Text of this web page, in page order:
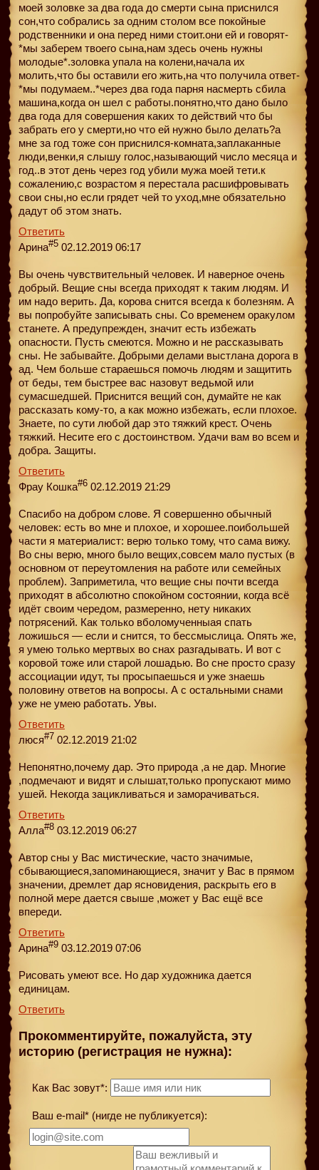
моей золовке за два года до смерти сына приснился
сон,что собрались за одним столом все покойные
родственники и она перед ними стоит.они ей и говорят-
*мы заберем твоего сына,нам здесь очень нужны
молодые*.золовка упала на колени,начала их
молить,что бы оставили его жить,на что получила ответ-
*мы подумаем..*через два года парня насмерть сбила
машина,когда он шел с работы.понятно,что дано было
два года для совершения каких то действий что бы
забрать его у смерти,но что ей нужно было делать?а
мне за год тоже сон приснился-комната,заплаканные
люди,венки,я слышу голос,называющий число месяца и
год..в этот день через год убили мужа моей тети.к
сожалению,с возрастом я перестала расшифровывать
свои сны,но если грядет чей то уход,мне обязательно
дадут об этом знать.
Ответить
Арина#5 02.12.2019 06:17
Вы очень чувствительный человек. И наверное очень
добрый. Вещие сны всегда приходят к таким людям. И
им надо верить. Да, корова снится всегда к болезням. А
вы попробуйте записывать сны. Со временем оракулом
станете. А предупрежден, значит есть избежать
опасности. Пусть смеются. Можно и не рассказывать
сны. Не забывайте. Добрыми делами выстлана дорога в
ад. Чем больше стараешься помочь людям и защитить
от беды, тем быстрее вас назовут ведьмой или
сумасшедшей. Приснится вещий сон, думайте не как
рассказать кому-то, а как можно избежать, если плохое.
Знаете, по сути любой дар это тяжкий крест. Очень
тяжкий. Несите его с достоинством. Удачи вам во всем и
добра. Защиты.
Ответить
Фрау Кошка#6 02.12.2019 21:29
Спасибо на добром слове. Я совершенно обычный
человек: есть во мне и плохое, и хорошее.поибольшей
части я материалист: верю только тому, что сама вижу.
Во сны верю, много было вещих,совсем мало пустых (в
основном от переутомления на работе или семейных
проблем). Заприметила, что вещие сны почти всегда
приходят в абсолютно спокойном состоянии, когда всё
идёт своим чередом, размеренно, нету никаких
потрясений. Как только вболомученныая спать
ложишься — если и снится, то бессмыслица. Опять же,
я умею только мертвых во снах разгадывать. И вот с
коровой тоже или старой лошадью. Во сне просто сразу
ассоциации идут, ты просыпаешься и уже знаешь
половину ответов на вопросы. А с остальными снами
уже не умею работать. Увы.
Ответить
люся#7 02.12.2019 21:02
Непонятно,почему дар. Это природа ,а не дар. Многие
,подмечают и видят и слышат,только пропускают мимо
ушей. Некогда зацикливаться и заморачиваться.
Ответить
Алла#8 03.12.2019 06:27
Автор сны у Вас мистические, часто значимые,
сбывающиеся,запоминающиеся, значит у Вас в прямом
значении, дремлет дар ясновидения, раскрыть его в
полной мере дается свыше ,может у Вас ещё все
впереди.
Ответить
Арина#9 03.12.2019 07:06
Рисовать умеют все. Но дар художника дается
единицам.
Ответить
Прокомментируйте, пожалуйста, эту
историю (регистрация не нужна):
Как Вас зовут*:
Ваш e-mail* (нигде не публикуется):